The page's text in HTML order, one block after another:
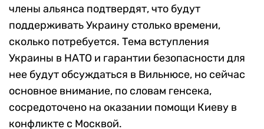
члены альянса подтвердят, что будут
поддерживать Украину столько времени,
сколько потребуется. Тема вступления
Украины в НАТО и гарантии безопасности для
нее будут обсуждаться в Вильнюсе, но сейчас
основное внимание, по словам генсека,
сосредоточено на оказании помощи Киеву в
конфликте с Москвой.